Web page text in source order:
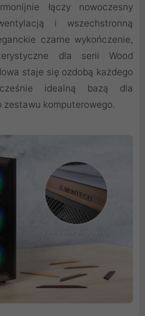
łączy nowoczesny
i wszechstronną
czarne wykończenie,
dla serii Wood
staje się ozdobą każdego
idealną bazą dla
komputerowego.